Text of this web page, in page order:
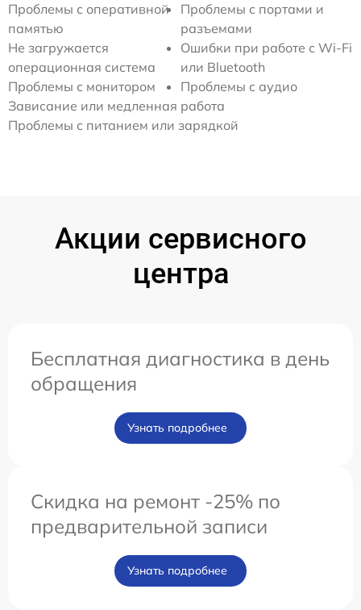
Проблемы с оперативной
памятью
Не загружается
операционная система
Проблемы с монитором
Проблемы с портами и
разъемами
Ошибки при работе с Wi-Fi
или Bluetooth
Проблемы с аудио
Зависание или медленная работа
Проблемы с питанием или зарядкой
Акции сервисного
центра
Бесплатная диагностика в день
обращения
Узнать подробнее
Скидка на ремонт -25% по
предварительной записи
Узнать подробнее